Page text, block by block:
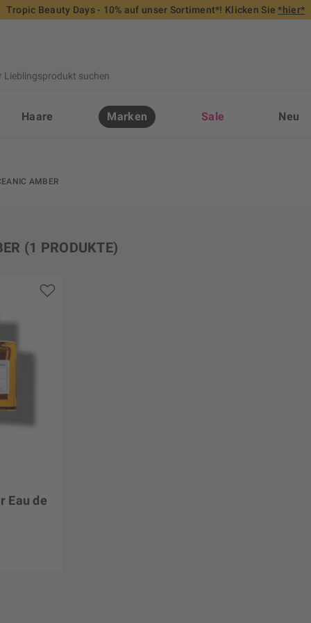
Tropic Beauty Days - 10% auf unser Sortiment*! Klicken Sie*hier*
Haare Marken Sale Neu
AMBER
(1 PRODUKTE)
Eau de